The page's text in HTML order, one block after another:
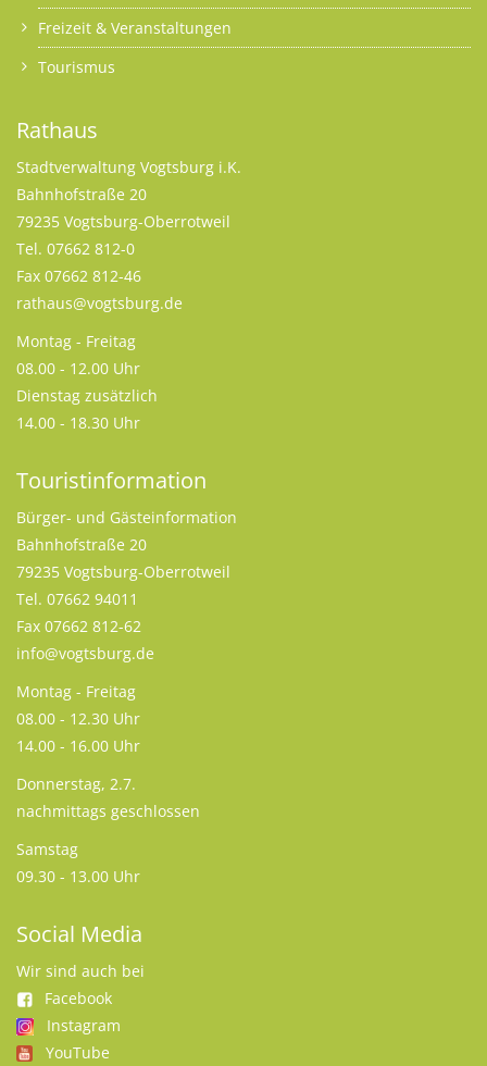
Freizeit & Veranstaltungen
Tourismus
Rathaus
Stadtverwaltung Vogtsburg i.K.
Bahnhofstraße 20
79235 Vogtsburg-Oberrotweil
Tel. 07662 812-0
Fax 07662 812-46
rathaus@vogtsburg.de
Montag - Freitag
08.00 - 12.00 Uhr
Dienstag zusätzlich
14.00 - 18.30 Uhr
Touristinformation
Bürger- und Gästeinformation
Bahnhofstraße 20
79235 Vogtsburg-Oberrotweil
Tel. 07662 94011
Fax 07662 812-62
info@vogtsburg.de
Montag - Freitag
08.00 - 12.30 Uhr
14.00 - 16.00 Uhr
Donnerstag, 2.7.
nachmittags geschlossen
Samstag
09.30 - 13.00 Uhr
Social Media
Wir sind auch bei
Facebook
Instagram
YouTube